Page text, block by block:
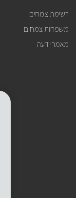
רשימת צמחים
משפחות צמחים
מאמרי דעה